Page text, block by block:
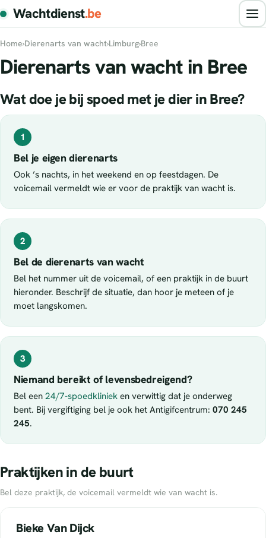
Wachtdienst.be
Home›Dierenarts van wacht›Limburg›Bree
Dierenarts van wacht in Bree
Wat doe je bij spoed met je dier in Bree?
1
Bel je eigen dierenarts
Ook ’s nachts, in het weekend en op feestdagen. De
voicemail vermeldt wie er voor de praktijk van wacht is.
2
Bel de dierenarts van wacht
Bel het nummer uit de voicemail, of een praktijk in de buurt
hieronder. Beschrijf de situatie, dan hoor je meteen of je
moet langskomen.
3
Niemand bereikt of levensbedreigend?
Bel een 24/7-spoedkliniek en verwittig dat je onderweg
bent. Bij vergiftiging bel je ook het Antigifcentrum: 070 245
245.
Praktijken in de buurt
Bel deze praktijk, de voicemail vermeldt wie van wacht is.
Bieke Van Dijck